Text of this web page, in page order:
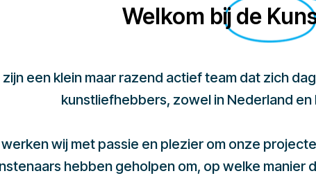
Welkom bij de
zijn een klein maar razend actief team dat zich
kunstliefhebbers, zowel in Nederland
werken wij met passie en plezier om onze
hebben geholpen om, op welke